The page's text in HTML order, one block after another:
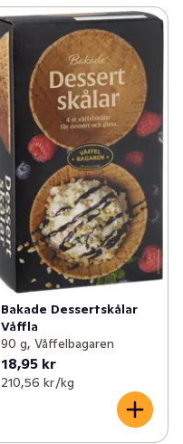
Bakade Dessertskålar
Våffla
90 g, Våffelbagaren
18,95 kr
210,56 kr /kg